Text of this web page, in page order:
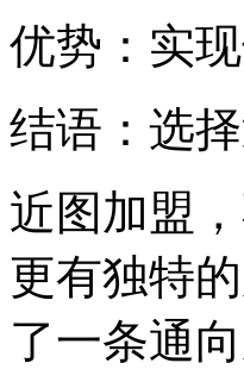
优势：实
结语：选
近图加盟
更有独特
了一条通